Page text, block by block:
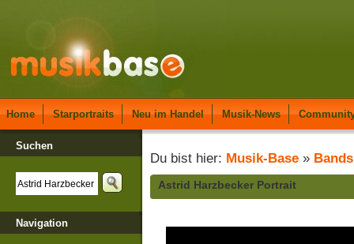
Home Starportraits Neu im Handel Musik-News
Suchen
Navigation
Du bist hier: Musik-Base » Bands
Astrid Harzbecker Portrait